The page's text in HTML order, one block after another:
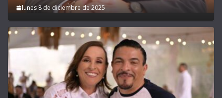
lunes 8 de diciembre de 2025